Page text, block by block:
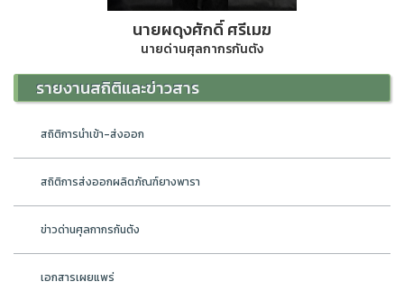
นายผดุงศักดิ์ ศรีเมฆ
นายด่านศุลกากรกันตัง
รายงานสถิติและข่าวสาร
สถิติการนำเข้า-ส่งออก
สถิติการส่งออกผลิตภัณฑ์ยางพารา
ข่าวด่านศุลกากรกันตัง
เอกสารเผยแพร่